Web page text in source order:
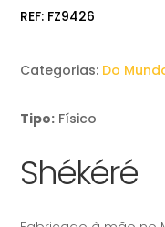
REF: FZ9426
Categorias: Do
Tipo: Físico
Shékéré